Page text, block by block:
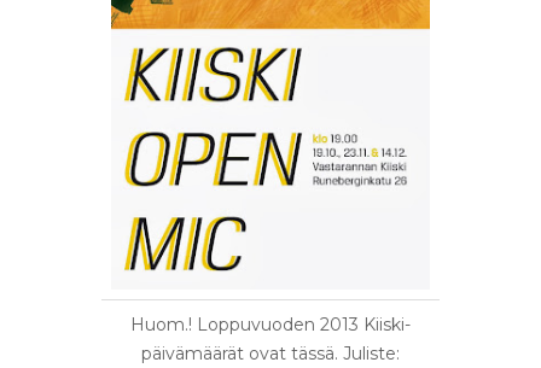
Huom.! Loppuvuoden 2013 Kiiski-
päivämäärät ovat tässä. Juliste: